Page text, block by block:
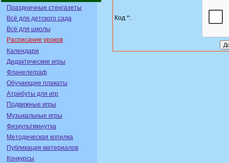
Праздничные стенгазеты
Всё для детского сада
Всё для школы
Расписание уроков
Календари
Дидактические игры
Фланелеграф
Обучающие плакаты
Атрибуты для игр
Подвижные игры
Музыкальные игры
Физкультминутка
Методическая копилка
Публикация материалов
Конкурсы
Код *: